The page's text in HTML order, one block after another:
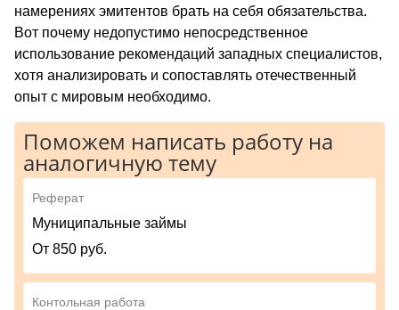
намерениях эмитентов брать на себя обязательства.
Вот почему недопустимо непосредственное
использование рекомендаций западных специалистов,
хотя анализировать и сопоставлять отечественный
опыт с мировым необходимо.
Поможем написать работу на
аналогичную тему
Реферат
Муниципальные займы
От 850 руб.
Контольная работа